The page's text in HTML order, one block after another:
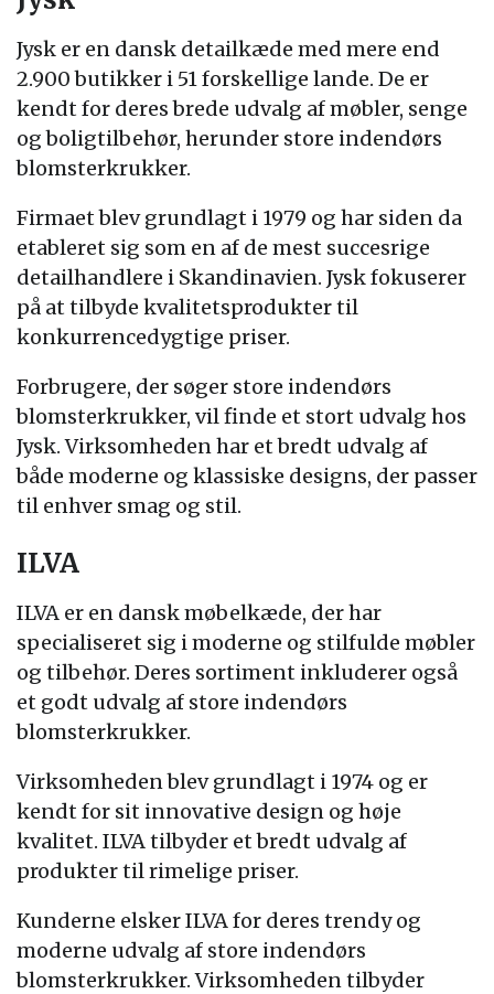
Jysk er en dansk detailkæde med mere end
2.900 butikker i 51 forskellige lande. De er
kendt for deres brede udvalg af møbler, senge
og boligtilbehør, herunder store indendørs
blomsterkrukker.
Firmaet blev grundlagt i 1979 og har siden da
etableret sig som en af de mest succesrige
detailhandlere i Skandinavien. Jysk fokuserer
på at tilbyde kvalitetsprodukter til
konkurrencedygtige priser.
Forbrugere, der søger store indendørs
blomsterkrukker, vil finde et stort udvalg hos
Jysk. Virksomheden har et bredt udvalg af
både moderne og klassiske designs, der passer
til enhver smag og stil.
ILVA
ILVA er en dansk møbelkæde, der har
specialiseret sig i moderne og stilfulde møbler
og tilbehør. Deres sortiment inkluderer også
et godt udvalg af store indendørs
blomsterkrukker.
Virksomheden blev grundlagt i 1974 og er
kendt for sit innovative design og høje
kvalitet. ILVA tilbyder et bredt udvalg af
produkter til rimelige priser.
Kunderne elsker ILVA for deres trendy og
moderne udvalg af store indendørs
blomsterkrukker. Virksomheden tilbyder